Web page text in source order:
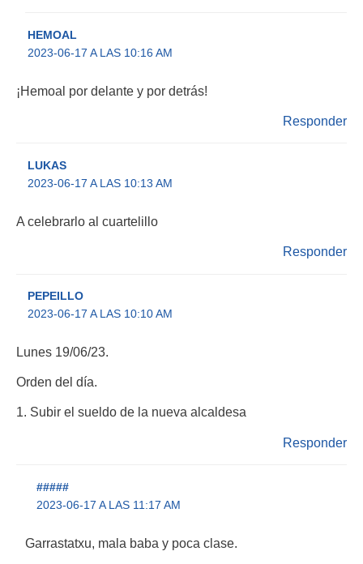
HEMOAL
2023-06-17 A LAS 10:16 AM
¡Hemoal por delante y por detrás!
Responder
LUKAS
2023-06-17 A LAS 10:13 AM
A celebrarlo al cuartelillo
Responder
PEPEILLO
2023-06-17 A LAS 10:10 AM
Lunes 19/06/23.
Orden del día.
1. Subir el sueldo de la nueva alcaldesa
Responder
#####
2023-06-17 A LAS 11:17 AM
Garrastatxu, mala baba y poca clase.